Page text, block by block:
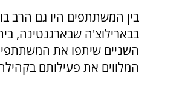
בין המשתתפים היו גם הרב
בבארילוצ'ה שבארגנטינה,
השניים שיתפו את
המלווים את פעילותם